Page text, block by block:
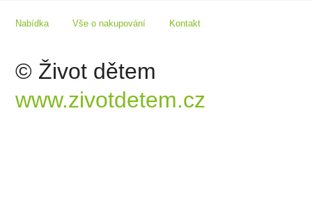
Nabídka Vše o nakupování Kontakt
© Život dětem
www.zivotdetem.cz